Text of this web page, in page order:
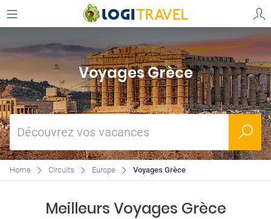
Voyages Grèce
Découvrez vos vacances
Home Circuits Europe Voyages Grèce
Meilleurs Voyages Grèce